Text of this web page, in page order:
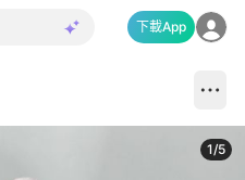
下載App
1/5